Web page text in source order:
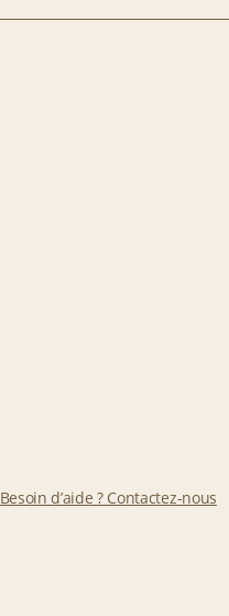
Besoin d’aide ? Contactez-nous